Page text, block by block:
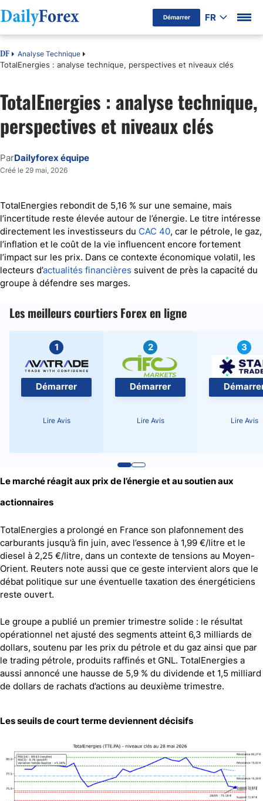
Démarrer FR
DF Analyse Technique
TotalEnergies : analyse technique, perspectives et niveaux clés
TotalEnergies : analyse technique,
perspectives et niveaux clés
ParDailyforex équipe
Créé le 29 mai, 2026
TotalEnergies rebondit de 5,16 % sur une semaine, mais
l’incertitude reste élevée autour de l’énergie. Le titre intéresse
directement les investisseurs du CAC 40, car le pétrole, le gaz,
l’inflation et le coût de la vie influencent encore fortement
l’impact sur les prix. Dans ce contexte économique volatil, les
lecteurs d’actualités financières suivent de près la capacité du
groupe à défendre ses marges.
Les meilleurs courtiers Forex en ligne
1
Démarrer
Lire Avis
2
Démarrer
Lire Avis
3
Lire Avis
Le marché réagit aux prix de l’énergie et au soutien aux
actionnaires
TotalEnergies a prolongé en France son plafonnement des
carburants jusqu’à fin juin, avec l’essence à 1,99 €/litre et le
diesel à 2,25 €/litre, dans un contexte de tensions au Moyen-
Orient. Reuters note aussi que ce geste intervient alors que le
débat politique sur une éventuelle taxation des énergéticiens
reste ouvert.
Le groupe a publié un premier trimestre solide : le résultat
opérationnel net ajusté des segments atteint 6,3 milliards de
dollars, soutenu par les prix du pétrole et du gaz ainsi que par
le trading pétrole, produits raffinés et GNL. TotalEnergies a
aussi annoncé une hausse de 5,9 % du dividende et 1,5 milliard
de dollars de rachats d’actions au deuxième trimestre.
Les seuils de court terme deviennent décisifs